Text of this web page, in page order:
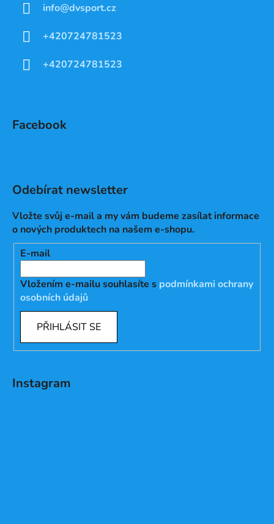
info@dvsport.cz
+420724781523
+420724781523
Facebook
Odebírat newsletter
Vložte svůj e-mail a my vám budeme zasílat informace
o nových produktech na našem e-shopu.
E-mail
Vložením e-mailu souhlasíte s podmínkami ochrany
osobních údajů
PŘIHLÁSIT SE
Instagram